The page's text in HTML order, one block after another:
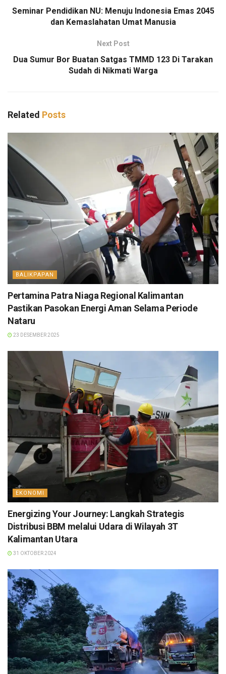
Seminar Pendidikan NU: Menuju Indonesia Emas 2045
dan Kemaslahatan Umat Manusia
Next Post
Dua Sumur Bor Buatan Satgas TMMD 123 Di Tarakan
Sudah di Nikmati Warga
Related Posts
BALIKPAPAN
Pertamina Patra Niaga Regional Kalimantan
Pastikan Pasokan Energi Aman Selama Periode
Nataru
23 DESEMBER 2025
EKONOMI
Energizing Your Journey: Langkah Strategis
Distribusi BBM melalui Udara di Wilayah 3T
Kalimantan Utara
31 OKTOBER 2024